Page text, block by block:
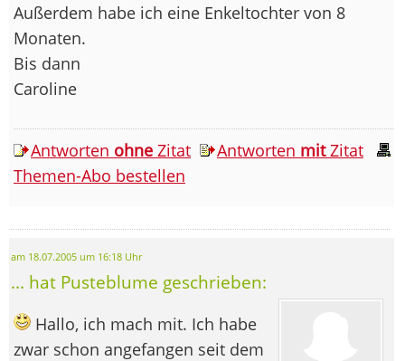
Außerdem habe ich eine Enkeltochter von 8
Monaten.
Bis dann
Caroline
Antworten ohne Zitat Antworten mitZitat
Themen-Abo bestellen
am 18.07.2005 um 16:18 Uhr
... hat Pusteblume geschrieben:
Hallo, ich mach mit. Ich habe
zwar schon angefangen seit dem